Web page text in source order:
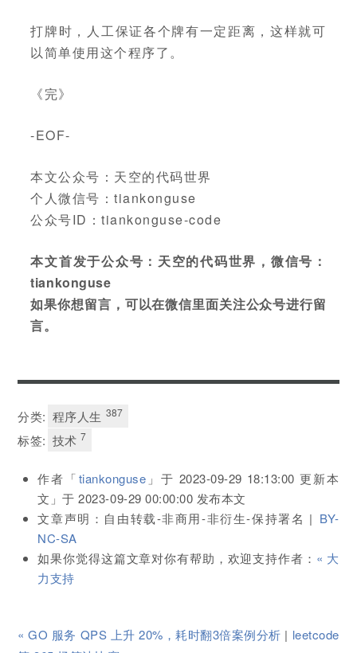
打牌时，人工保证各个牌有一定距离，这样就可
以简单使用这个程序了。
《完》
-EOF-
本文公众号：天空的代码世界
个人微信号：tiankonguse
公众号ID：tiankonguse-code
本文首发于公众号：天空的代码世界，微信号：
tiankonguse
如果你想留言，可以在微信里面关注公众号进行留
言。
分类: 程序人生 387
标签: 技术 7
作者「tiankonguse 」于 2023-09-29 18:13:00 更新本
文」于2023-09-29 00:00:00 发布本文
文章声明：自由转载-非商用-非衍生-保持署名 | BY-
NC-SA
如果你觉得这篇文章对你有帮助，欢迎支持作者： « 大
力支持
« GO 服务 QPS 上升 20%，耗时翻3倍案例分析 | leetcode